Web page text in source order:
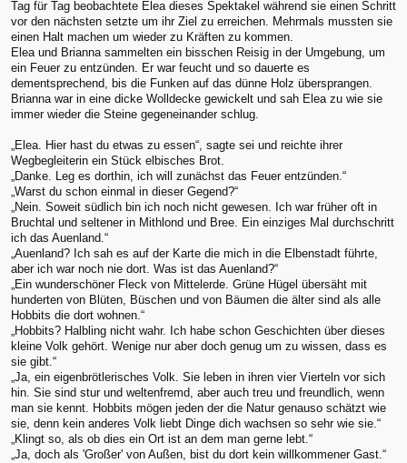
Tag für Tag beobachtete Elea dieses Spektakel während sie einen Schritt
vor den nächsten setzte um ihr Ziel zu erreichen. Mehrmals mussten sie
einen Halt machen um wieder zu Kräften zu kommen.
Elea und Brianna sammelten ein bisschen Reisig in der Umgebung, um
ein Feuer zu entzünden. Er war feucht und so dauerte es
dementsprechend, bis die Funken auf das dünne Holz übersprangen.
Brianna war in eine dicke Wolldecke gewickelt und sah Elea zu wie sie
immer wieder die Steine gegeneinander schlug.
„Elea. Hier hast du etwas zu essen“, sagte sei und reichte ihrer
Wegbegleiterin ein Stück elbisches Brot.
„Danke. Leg es dorthin, ich will zunächst das Feuer entzünden.“
„Warst du schon einmal in dieser Gegend?“
„Nein. Soweit südlich bin ich noch nicht gewesen. Ich war früher oft in
Bruchtal und seltener in Mithlond und Bree. Ein einziges Mal durchschritt
ich das Auenland.“
„Auenland? Ich sah es auf der Karte die mich in die Elbenstadt führte,
aber ich war noch nie dort. Was ist das Auenland?“
„Ein wunderschöner Fleck von Mittelerde. Grüne Hügel übersäht mit
hunderten von Blüten, Büschen und von Bäumen die älter sind als alle
Hobbits die dort wohnen.“
„Hobbits? Halbling nicht wahr. Ich habe schon Geschichten über dieses
kleine Volk gehört. Wenige nur aber doch genug um zu wissen, dass es
sie gibt.“
„Ja, ein eigenbrötlerisches Volk. Sie leben in ihren vier Vierteln vor sich
hin. Sie sind stur und weltenfremd, aber auch treu und freundlich, wenn
man sie kennt. Hobbits mögen jeden der die Natur genauso schätzt wie
sie, denn kein anderes Volk liebt Dinge dich wachsen so sehr wie sie.“
„Klingt so, als ob dies ein Ort ist an dem man gerne lebt.“
„Ja, doch als 'Großer' von Außen, bist du dort kein willkommener Gast.“